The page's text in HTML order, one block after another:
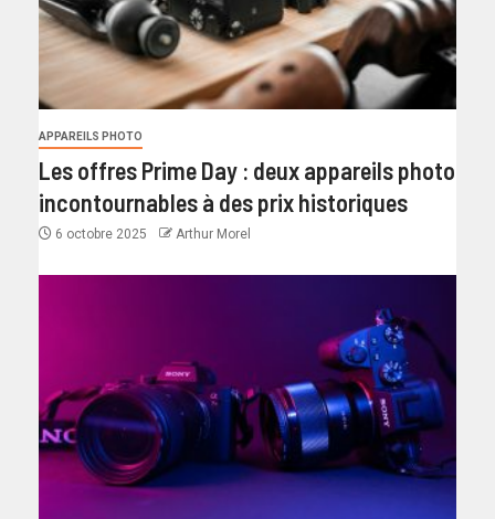
APPAREILS PHOTO
Les offres Prime Day : deux appareils photo
incontournables à des prix historiques
6 octobre 2025 Arthur Morel